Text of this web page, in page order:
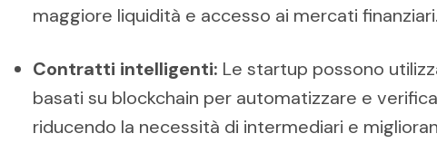
maggiore liquidità e accesso ai mercati finanziari.
Contratti intelligenti: Le startup possono
basati su blockchain per automatizzare e
riducendo la necessità di intermediari e